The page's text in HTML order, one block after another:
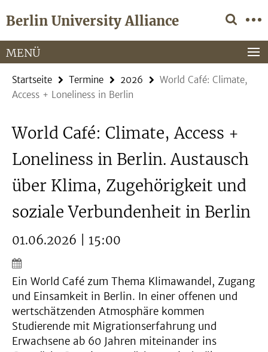
direkt
Inhalt
Berlin University Alliance
Service-
Navigation
MENÜ
Startseite Termine 2026
World Café: Climate,
Access + Loneliness in Berlin
World Café: Climate, Access +
Loneliness in Berlin. Austausch
über Klima, Zugehörigkeit und
soziale Verbundenheit in Berlin
01.06.2026 | 15:00
Ein World Café zum Thema Klimawandel, Zugang
und Einsamkeit in Berlin. In einer offenen und
wertschätzenden Atmosphäre kommen
Studierende mit Migrationserfahrung und
Erwachsene ab 60 Jahren miteinander ins